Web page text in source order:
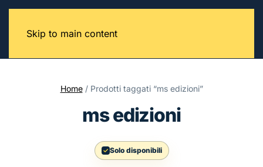
Skip to main content
Home/ Prodotti taggati “ms edizioni”
ms edizioni
Solo disponibili